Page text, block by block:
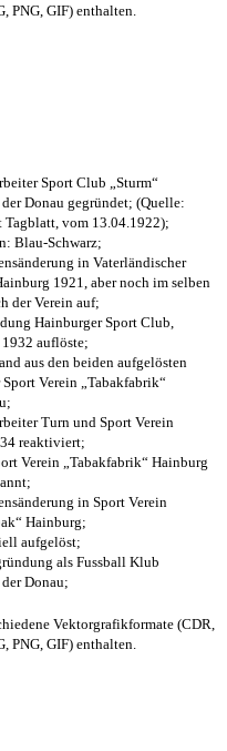
PNG, GIF) enthalten.
Sport Club „Sturm“
Donau gegründet; (Quelle:
Tagblatt, vom 13.04.1922);
Blau-Schwarz;
in Vaterländischer
1921, aber noch im selben
der Verein auf;
Hainburger Sport Club,
auflöste;
aus den beiden aufgelösten
Sport Verein „Tabakfabrik“
Turn und Sport Verein
reaktiviert;
Verein „Tabakfabrik“ Hainburg
in Sport Verein
Hainburg;
aufgelöst;
als Fussball Klub
Donau;
Vektorgrafikformate (CDR,
PNG, GIF) enthalten.